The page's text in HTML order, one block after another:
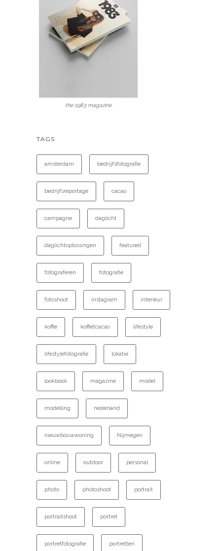
the 1983 magazine
TAGS
amsterdam bedrijfsfotografie
bedrijfsreportage cacao
campagne daglicht
daglichtoplossingen featured
fotograferen fotografie
fotoshoot instagram interieur
koffie koffietcacao lifestyle
lifestylefotografie lokatie
lookbook magazine model
modelling nederland
nieuwbouwwoning Nijmegen
online outdoor personal
photo photoshoot portrait
portraitshoot portret
portretfotografie portretten